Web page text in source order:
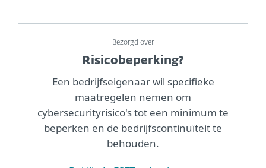
Bezorgd over
Risicobeperking?
Een bedrijfseigenaar wil specifieke
maatregelen nemen om
cybersecurityrisico's tot een minimum te
beperken en de bedrijfscontinuïteit te
behouden.